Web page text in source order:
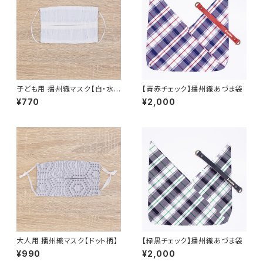
子ども用 播州織マスク【白・水
色】
¥770
【青赤チェック】播州織あづま袋
¥2,000
大人用 播州織マスク【ドット柄】
¥990
【緑黒チェック】播州織あづま袋
¥2,000